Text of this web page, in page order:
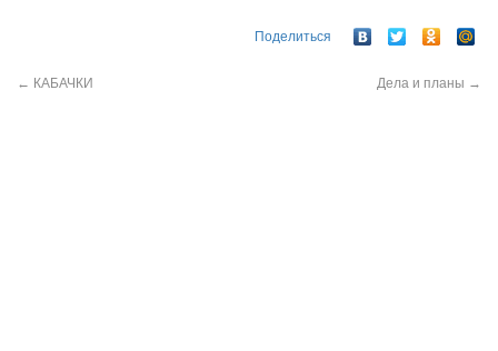
Поделиться
← КАБАЧКИ Дела и планы →